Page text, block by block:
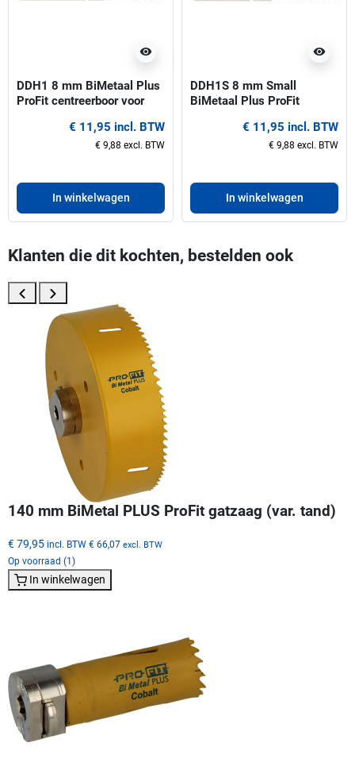
visibility
DDH1 8 mm BiMetaal Plus
ProFit centreerboor voor
€ 11,95 incl. BTW
€ 9,88 excl. BTW
In winkelwagen
visibility
DDH1S 8 mm Small
BiMetaal Plus ProFit
14-30 mm€ 11,95 incl. BTW
€ 9,88 excl. BTW
In winkelwagen
Klanten die dit kochten, bestelden ook
140 mm BiMetal PLUS ProFit gatzaag (var. tand)
€ 79,95 incl. BTW € 66,07 excl. BTW
Op voorraad (1)
In winkelwagen